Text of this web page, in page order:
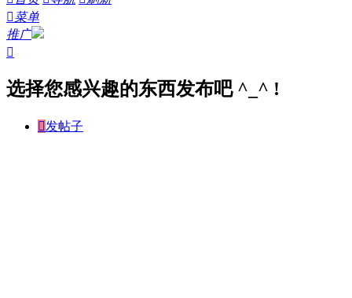
菜单
推广

选择您感兴趣的东西发布吧 ^_^ !
发帖子